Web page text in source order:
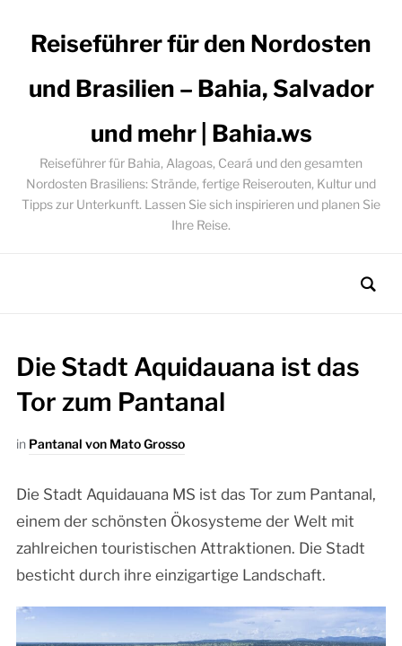
Reiseführer für den Nordosten
und Brasilien – Bahia, Salvador
und mehr | Bahia.ws
Reiseführer für Bahia, Alagoas, Ceará und den gesamten
Nordosten Brasiliens: Strände, fertige Reiserouten, Kultur und
Tipps zur Unterkunft. Lassen Sie sich inspirieren und planen Sie
Ihre Reise.
Die Stadt Aquidauana ist das
Tor zum Pantanal
in Pantanal von Mato Grosso
Die Stadt Aquidauana MS ist das Tor zum Pantanal,
einem der schönsten Ökosysteme der Welt mit
zahlreichen touristischen Attraktionen. Die Stadt
besticht durch ihre einzigartige Landschaft.